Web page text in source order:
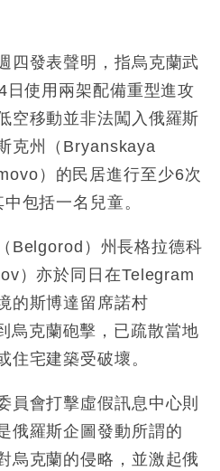
點後回穩 全周仍升近2%
玩具「反」斗城亞洲CEO蔡德
收跌 連挫7周創逾3年最長跌勢
入市撐日圓 4月單日斥6.28萬億
戰事快結束 承認部分彈藥庫存緊
再出手 斥4億美元押注未上市公
四發表聲明，指烏克蘭武
使用兩架配備重型進攻
空移動並非法闖入俄羅斯
克州（Bryanskaya
）的民居進行至少6次
包括一名兒童。
Belgorod）州長格拉德科
）亦於同日在Telegram
的斯博達留席諾村
烏克蘭砲擊，已疏散當地
住宅建築受破壞。
員會打擊虛假訊息中心則
俄羅斯企圖發動所謂的
烏克蘭的侵略，並激起俄